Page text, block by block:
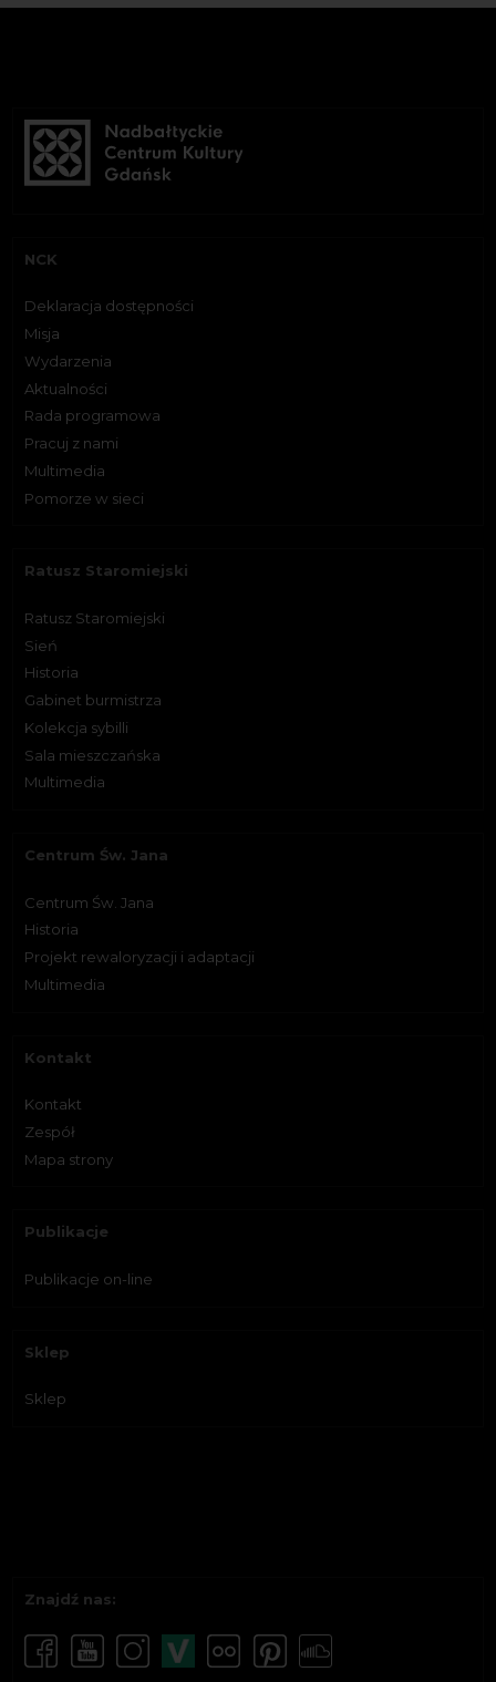
NCK
Deklaracja dostępności
Misja
Wydarzenia
Aktualności
Rada programowa
Pracuj z nami
Multimedia
Pomorze w sieci
Ratusz Staromiejski
Ratusz Staromiejski
Sień
Historia
Gabinet burmistrza
Kolekcja sybilli
Sala mieszczańska
Multimedia
Centrum Św. Jana
Centrum Św. Jana
Historia
Projekt rewaloryzacji i adaptacji
Multimedia
Kontakt
Kontakt
Zespół
Mapa strony
Publikacje
Publikacje on-line
Sklep
Sklep
Znajdź nas: